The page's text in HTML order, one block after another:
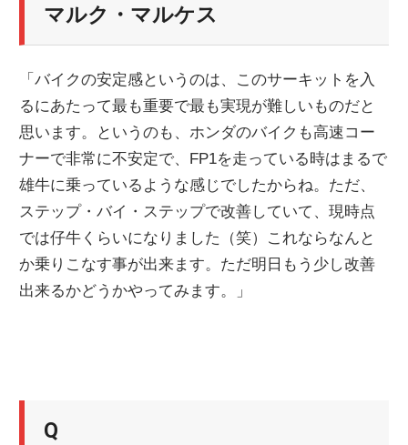
マルク・マルケス
「バイクの安定感というのは、このサーキットを入
るにあたって最も重要で最も実現が難しいものだと
思います。というのも、ホンダのバイクも高速コー
ナーで非常に不安定で、FP1を走っている時はまるで
雄牛に乗っているような感じでしたからね。ただ、
ステップ・バイ・ステップで改善していて、現時点
では仔牛くらいになりました（笑）これならなんと
か乗りこなす事が出来ます。ただ明日もう少し改善
出来るかどうかやってみます。」
Q